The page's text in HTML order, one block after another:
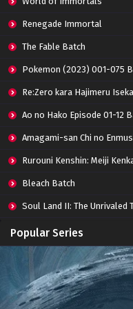
Subtitle
Eps 44 -
Eps 43 -
Eps 41 -
Renegade Immortal
The Fable Batch
Pokemon (2023) 001-075
Re:Zero kara Hajimeru Isekai Seikatsu
Ao no Hako Episode 01-12
Amagami-san Chi no Enmusubi
Rurouni Kenshin: Meiji Kenkaku
Bleach Batch
Soul Land II: The Unrivaled
Apotheosis
Immortality Season 3
Jade Dynasty Season 2
Popular Series